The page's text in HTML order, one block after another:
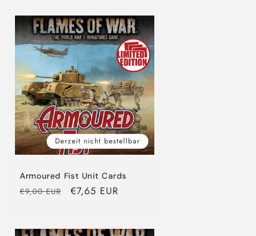
Derzeit nicht bestellbar
Armoured Fist Unit Cards
Normaler
€9,00 EUR Verkaufspreis
€7,65 EUR